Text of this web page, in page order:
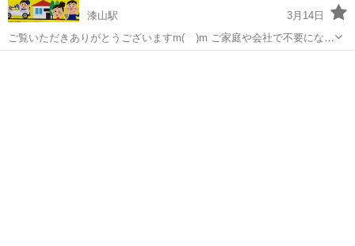
漆山駅
3月14日
ご覧いただきありがとうございますm(__)m ご家庭や会社で不要になっ
たアルミホイールを売ってください！ 自動車の買い替えや状態が悪く